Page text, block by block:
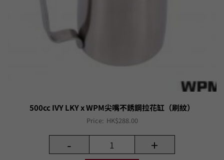
500cc IVY LKY x WPM尖嘴不銹鋼拉花缸（刷紋）
Price: HK$288.00
- +